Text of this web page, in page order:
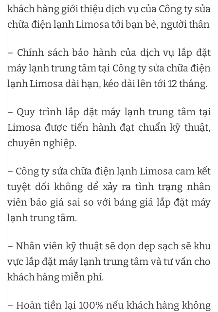
khách hàng giới thiệu dịch vụ của Công ty sửa
chữa điện lạnh Limosa tới bạn bè, người thân
– Chính sách bảo hành của dịch vụ lắp đặt
máy lạnh trung tâm tại Công ty sửa chữa điện
lạnh Limosa dài hạn, kéo dài lên tới 12 tháng.
– Quy trình lắp đặt máy lạnh trung tâm tại
Limosa được tiến hành đạt chuẩn kỹ thuật,
chuyên nghiệp.
– Công ty sửa chữa điện lạnh Limosa cam kết
tuyệt đối không để xảy ra tình trạng nhân
viên báo giá sai so với bảng giá lắp đặt máy
lạnh trung tâm.
– Nhân viên kỹ thuật sẽ dọn dẹp sạch sẽ khu
vực lắp đặt máy lạnh trung tâm và tư vấn cho
khách hàng miễn phí.
– Hoàn tiền lại 100% nếu khách hàng không